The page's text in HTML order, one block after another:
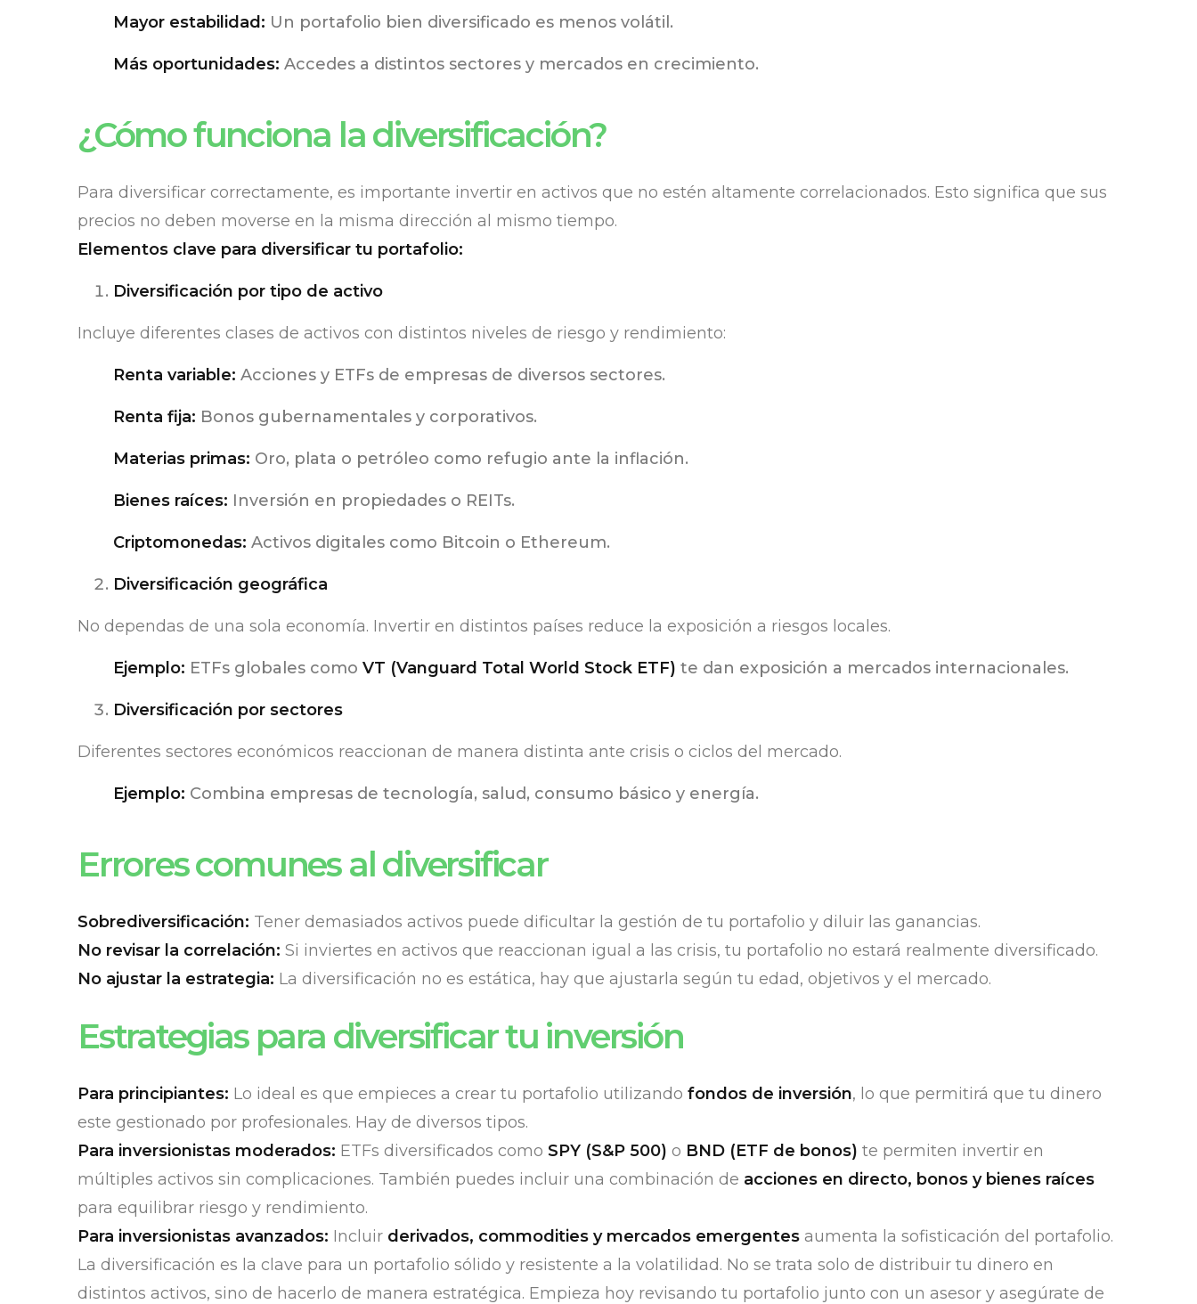
Mayor estabilidad: Un portafolio bien diversificado es menos volátil.
Más oportunidades: Accedes a distintos sectores y mercados en crecimiento.
¿Cómo funciona la diversificación?
Para diversificar correctamente, es importante invertir en activos que no estén altamente correlacionados. Esto significa que sus
precios no deben moverse en la misma dirección al mismo tiempo.
Elementos clave para diversificar tu portafolio:
Diversificación por tipo de activo
Incluye diferentes clases de activos con distintos niveles de riesgo y rendimiento:
Renta variable: Acciones y ETFs de empresas de diversos sectores.
Renta fija: Bonos gubernamentales y corporativos.
Materias primas: Oro, plata o petróleo como refugio ante la inflación.
Bienes raíces: Inversión en propiedades o REITs.
Criptomonedas: Activos digitales como Bitcoin o Ethereum.
Diversificación geográfica
No dependas de una sola economía. Invertir en distintos países reduce la exposición a riesgos locales.
Ejemplo: ETFs globales como VT (Vanguard Total World Stock ETF) te dan exposición a mercados internacionales.
Diversificación por sectores
Diferentes sectores económicos reaccionan de manera distinta ante crisis o ciclos del mercado.
Ejemplo: Combina empresas de tecnología, salud, consumo básico y energía.
Errores comunes al diversificar
Sobrediversificación: Tener demasiados activos puede dificultar la gestión de tu portafolio y diluir las ganancias.
No revisar la correlación: Si inviertes en activos que reaccionan igual a las crisis, tu portafolio no estará realmente diversificado.
No ajustar la estrategia: La diversificación no es estática, hay que ajustarla según tu edad, objetivos y el mercado.
Estrategias para diversificar tu inversión
Para principiantes: Lo ideal es que empieces a crear tu portafolio utilizando fondos de inversión, lo que permitirá que tu dinero
este gestionado por profesionales. Hay de diversos tipos.
Para inversionistas moderados: ETFs diversificados como SPY (S&P 500) o BND (ETF de bonos) te permiten invertir en
múltiples activos sin complicaciones. También puedes incluir una combinación de acciones en directo, bonos y bienes raíces
para equilibrar riesgo y rendimiento.
Para inversionistas avanzados: Incluir derivados, commodities y mercados emergentes aumenta la sofisticación del portafolio.
La diversificación es la clave para un portafolio sólido y resistente a la volatilidad. No se trata solo de distribuir tu dinero en
distintos activos, sino de hacerlo de manera estratégica. Empieza hoy revisando tu portafolio junto con un asesor y asegúrate de